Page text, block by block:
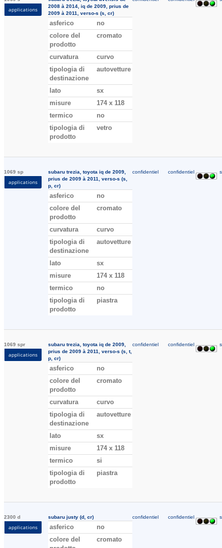
applications
2008 à 2014, iq de 2009, prius de
2009 à 2011, verso-s (s, cr)
asferico
no
colore del
prodotto
cromato
curvatura
curvo
tipologia di
destinazione
autovetture
lato
sx
misure
174 x 118
termico
no
tipologia di
prodotto
vetro
1069 sp
applications
subaru trezia, toyota iq de 2009,
prius de 2009 à 2011, verso-s (s,
p, cr)
asferico
no
colore del
prodotto
cromato
curvatura
curvo
tipologia di
destinazione
autovetture
lato
sx
misure
174 x 118
termico
no
tipologia di
prodotto
piastra
confidentiel confidentiel
1069 spr
applications
subaru trezia, toyota iq de 2009,
prius de 2009 à 2011, verso-s (s, t,
p, cr)
asferico
no
colore del
prodotto
cromato
curvatura
curvo
tipologia di
destinazione
autovetture
lato
sx
misure
174 x 118
termico
si
tipologia di
prodotto
piastra
confidentiel confidentiel
2300 d
applications
subaru justy (d, cr)
asferico
no
colore del
cromato
confidentiel confidentiel